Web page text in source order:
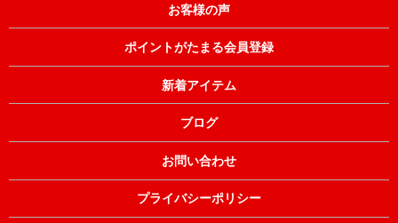
お客様の声
ポイントがたまる会員登録
新着アイテム
ブログ
お問い合わせ
プライバシーポリシー